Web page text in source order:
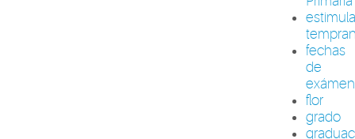
fechas
de
flor
grado